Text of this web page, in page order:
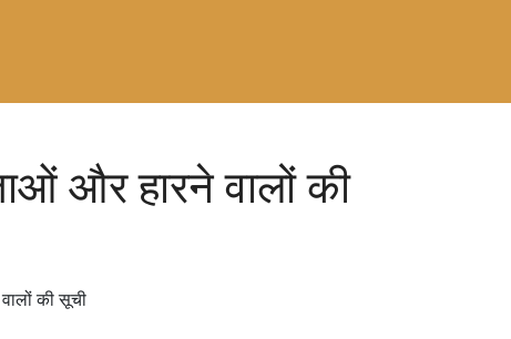
और हारने वालों की
की सूची